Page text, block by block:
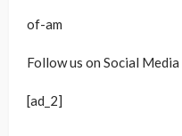
of-am
Follow us on Social Media
[ad_2]